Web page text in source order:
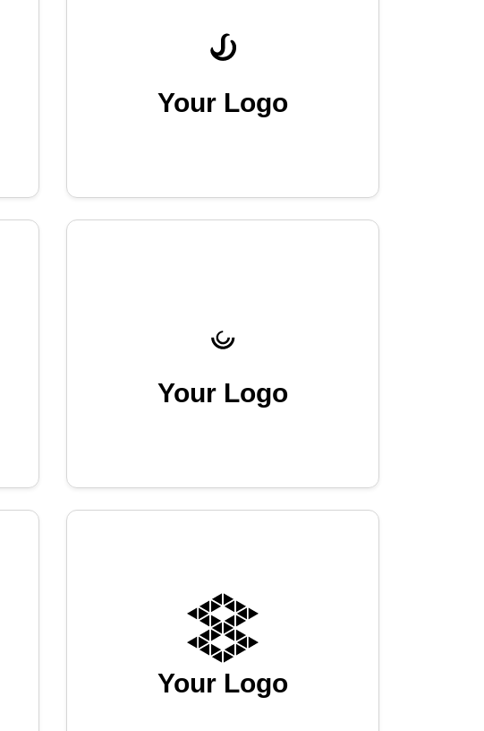
Your Logo
Your Logo
Your Logo